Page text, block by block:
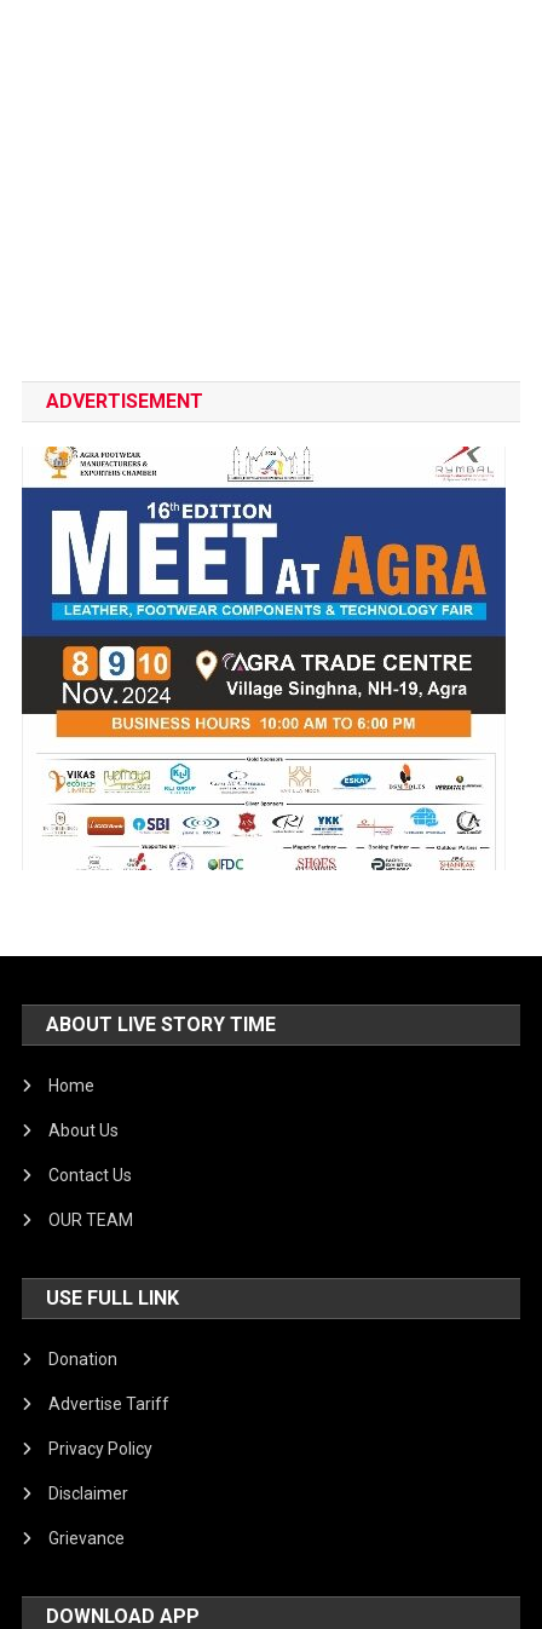
ADVERTISEMENT
ABOUT LIVE STORY TIME
Home
About Us
Contact Us
OUR TEAM
USE FULL LINK
Donation
Advertise Tariff
Privacy Policy
Disclaimer
Grievance
DOWNLOAD APP